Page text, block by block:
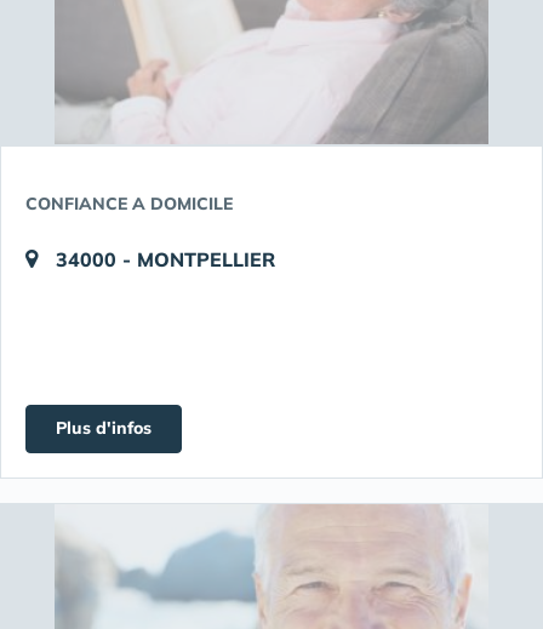
CONFIANCE A DOMICILE
34000 - MONTPELLIER
Plus d'infos